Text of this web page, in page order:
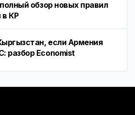
обзор новых правил
в КР
если Армения
разбор Economist